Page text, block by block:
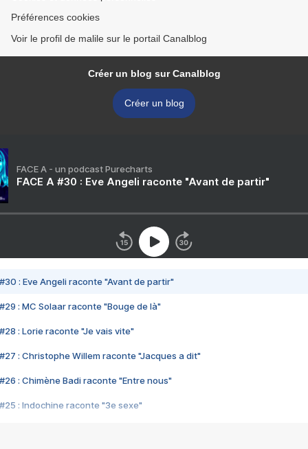
Préférences cookies
Voir le profil de malile sur le portail Canalblog
Créer un blog sur Canalblog
Créer un blog
FACE A - un podcast Purecharts
FACE A #30 : Eve Angeli raconte "Avant de partir"
#30 : Eve Angeli raconte "Avant de partir"
#29 : MC Solaar raconte "Bouge de là"
#28 : Lorie raconte "Je vais vite"
#27 : Christophe Willem raconte "Jacques a dit"
#26 : Chimène Badi raconte "Entre nous"
#25 : Indochine raconte "3e sexe"